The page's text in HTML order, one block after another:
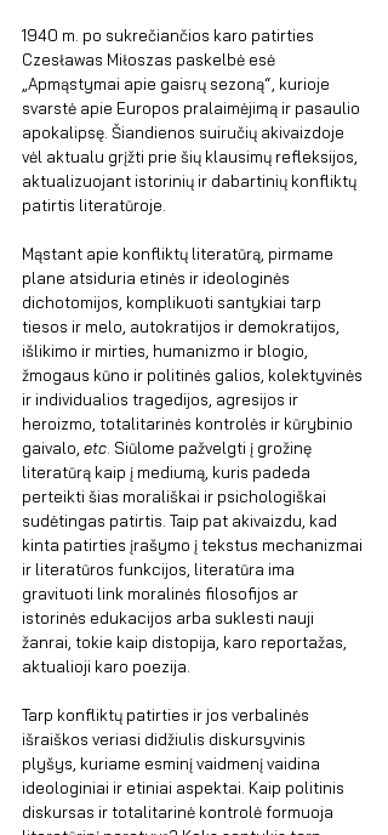
1940 m. po sukrečiančios karo patirties
Czesławas Miłoszas paskelbė esė
„Apmąstymai apie gaisrų sezoną“, kurioje
svarstė apie Europos pralaimėjimą ir pasaulio
apokalipsę. Šiandienos suiručių akivaizdoje
vėl aktualu grįžti prie šių klausimų refleksijos,
aktualizuojant istorinių ir dabartinių konfliktų
patirtis literatūroje.
Mąstant apie konfliktų literatūrą, pirmame
plane atsiduria etinės ir ideologinės
dichotomijos, komplikuoti santykiai tarp
tiesos ir melo, autokratijos ir demokratijos,
išlikimo ir mirties, humanizmo ir blogio,
žmogaus kūno ir politinės galios, kolektyvinės
ir individualios tragedijos, agresijos ir
heroizmo, totalitarinės kontrolės ir kūrybinio
gaivalo, etc. Siūlome pažvelgti į grožinę
literatūrą kaip į mediumą, kuris padeda
perteikti šias morališkai ir psichologiškai
sudėtingas patirtis. Taip pat akivaizdu, kad
kinta patirties įrašymo į tekstus mechanizmai
ir literatūros funkcijos, literatūra ima
gravituoti link moralinės filosofijos ar
istorinės edukacijos arba suklesti nauji
žanrai, tokie kaip distopija, karo reportažas,
aktualioji karo poezija.
Tarp konfliktų patirties ir jos verbalinės
išraiškos veriasi didžiulis diskursyvinis
plyšys, kuriame esminį vaidmenį vaidina
ideologiniai ir etiniai aspektai. Kaip politinis
diskursas ir totalitarinė kontrolė formuoja